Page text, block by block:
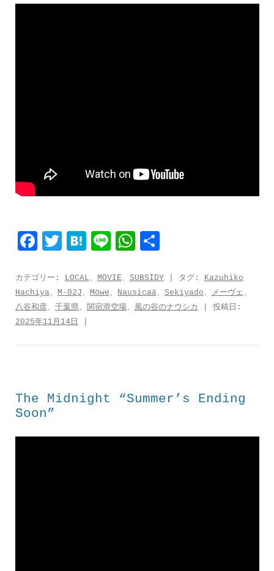
F
c
e
b
T
i
t
t
H
t
e
n
L
n
e
W
a
t
共
カテゴリー: LOCAL、 MOVIE、 SUBSIDY| タグ: Kazuhiko
Hachiya、 M-02J、 Möwe、 Nausicaä、 Sekiyado、 メーヴェ 、
八谷和彦、 千葉県、 関宿滑空場、 風の谷のナウシカ
| 投稿日:
2025年11月14日
The Midnight “Summer’s Ending
Soon”